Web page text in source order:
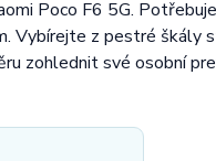
Poco F6 5G.
Vybírejte z pestré
zohlednit své osobní